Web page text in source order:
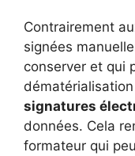
Contrairement
signées
conserver et qui
signatures
données. Cela
formateur qui